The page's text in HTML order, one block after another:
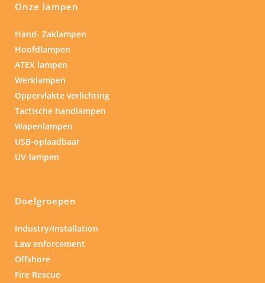
Onze lampen
Hand- Zaklampen
Hoofdlampen
ATEX lampen
Werklampen
Oppervlakte verlichting
Tactische handlampen
Wapenlampen
USB-oplaadbaar
UV-lampen
Doelgroepen
Industry/Installation
Law enforcement
Offshore
Fire Rescue